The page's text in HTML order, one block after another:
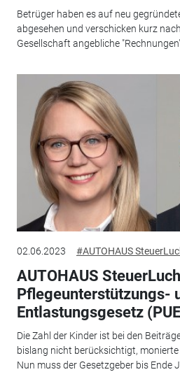
Betrüger haben es auf neu
abgesehen und verschicken kurz
Gesellschaft angebliche
02.06.2023 #AUTOHAUS
AUTOHAUS
Pflegeunterstützungs-
Entlastungsgesetz
Die Zahl der Kinder ist bei den
bislang nicht berücksichtigt,
Nun muss der Gesetzgeber bis Ende